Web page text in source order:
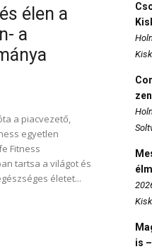
élen a
a
a piacvezető,
egyetlen
Fitness
tartsa a világot és
életet...
is